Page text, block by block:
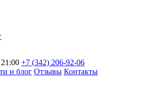
+7 (342) 206-92-06
и блог Отзывы Контакты